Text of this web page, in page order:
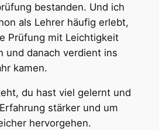
bestanden. Und ich
als Lehrer häufig erlebt,
Prüfung mit Leichtigkeit
und danach verdient ins
kamen.
du hast viel gelernt und
stärker und um
hervorgehen.